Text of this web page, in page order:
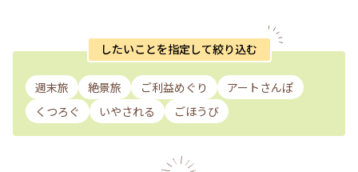
したいことを指定して絞り込む
週末旅 絶景旅 ご利益めぐり
アートさんぽ
くつろぐ
いやされる ごほうび